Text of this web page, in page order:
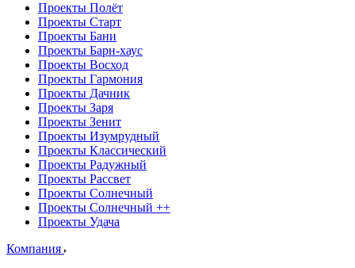
Проекты Полёт
Проекты Старт
Проекты Бани
Проекты Барн-хаус
Проекты Восход
Проекты Гармония
Проекты Дачник
Проекты Заря
Проекты Зенит
Проекты Изумрудный
Проекты Классический
Проекты Радужный
Проекты Рассвет
Проекты Солнечный
Проекты Солнечный ++
Проекты Удача
Компания